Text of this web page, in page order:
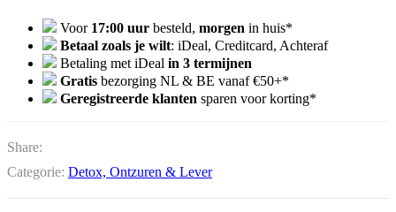
Voor 17:00 uur besteld, morgen in huis*
Betaal zoals je wilt: iDeal, Creditcard, Achteraf
Betaling met iDeal in 3 termijnen
Gratis bezorging NL & BE vanaf €50+*
Geregistreerde klanten sparen voor korting*
Share:
Categorie: Detox, Ontzuren & Lever